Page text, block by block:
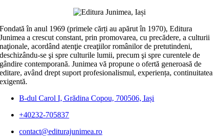
Fondată în anul 1969 (primele cărți au apărut în 1970), Editura
Junimea a crescut constant, prin promovarea, cu precădere, a culturii
naţionale, acordând atenţie creaţiilor românilor de pretutindeni,
deschizându-se şi spre culturile lumii, precum şi spre curentele de
gândire contemporană. Junimea vă propune o ofertă generoasă de
editare, având drept suport profesionalismul, experiența, continuitatea
exigentă.
B-dul Carol I, Grădina Copou, 700506, Iași
+40232-705837
contact@editurajunimea.ro